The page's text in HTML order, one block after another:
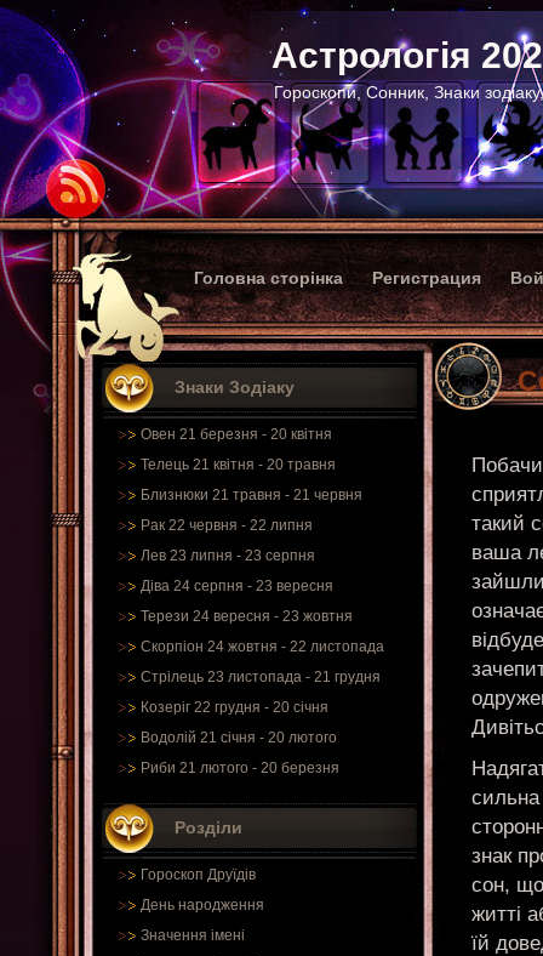
Астрологія
Гороскопи, Сонник, Знаки
Головна сторінка Регистрация
Знаки Зодіаку
Овен 21 березня - 20 квітня
Телець 21 квітня - 20 травня
Близнюки 21 травня - 21 червня
Рак 22 червня - 22 липня
Лев 23 липня - 23 серпня
Діва 24 серпня - 23 вересня
Терези 24 вересня - 23 жовтня
Скорпіон 24 жовтня - 22 листопада
Стрілець 23 листопада - 21 грудня
Козеріг 22 грудня - 20 січня
Водолій 21 січня - 20 лютого
Риби 21 лютого - 20 березня
Розділи
Гороскоп Друїдів
День народження
Значення імені
такий
ваша
зайшли
сильна
знак
сон,
житті
їй